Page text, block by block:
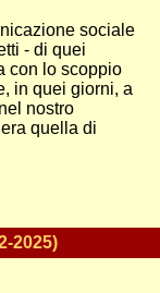
sociale
- di quei
con lo scoppio
in quei giorni, a
nostro
quella di
2025)